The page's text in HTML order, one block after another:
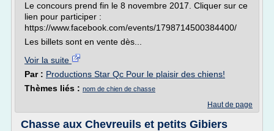
Le concours prend fin le 8 novembre 2017. Cliquer sur ce
lien pour participer :
https://www.facebook.com/events/1798714500384400/
Les billets sont en vente dès...
Voir la suite
Par : Productions Star Qc Pour le plaisir des chiens!
Thèmes liés : nom de chien de chasse
Haut de page
Chasse aux Chevreuils et petits Gibiers